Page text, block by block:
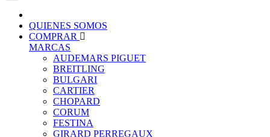
QUIENES SOMOS
COMPRAR
MARCAS
AUDEMARS PIGUET
BREITLING
BULGARI
CARTIER
CHOPARD
CORUM
FESTINA
GIRARD PERREGAUX